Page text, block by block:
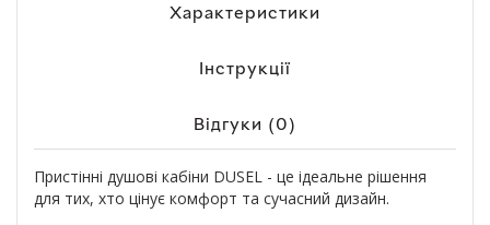
Характеристики
Інструкції
Відгуки (0)
Пристінні душові кабіни DUSEL - це ідеальне рішення
для тих, хто цінує комфорт та сучасний дизайн.